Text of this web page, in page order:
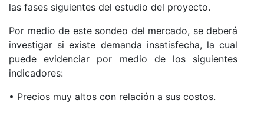
las fases siguientes del estudio del proyecto.
Por medio de este sondeo del mercado, se deberá
investigar si existe demanda insatisfecha, la cual
puede evidenciar por medio de los siguientes
indicadores:
• Precios muy altos con relación a sus costos.